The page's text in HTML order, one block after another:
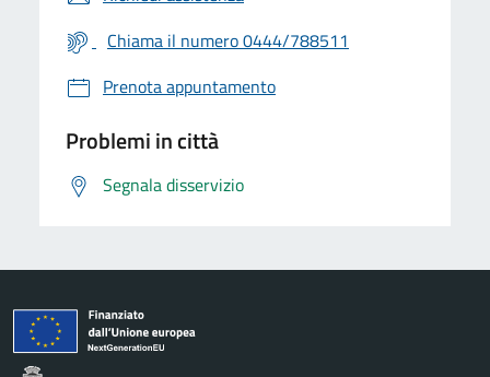
Chiama il numero 0444/788511
Prenota appuntamento
Problemi in città
Segnala disservizio